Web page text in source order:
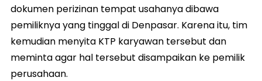
dokumen perizinan tempat usahanya dibawa
pemiliknya yang tinggal di Denpasar. Karena itu, tim
kemudian menyita KTP karyawan tersebut dan
meminta agar hal tersebut disampaikan ke pemilik
perusahaan.